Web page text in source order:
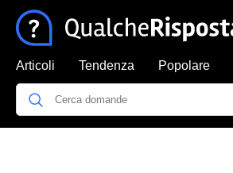
Articoli Tendenza Popolare